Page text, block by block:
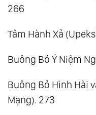
266
Tâm Hành Xả
Buông Bỏ Ý Niệm
Buông Bỏ Hình Hài
Mạng). 273